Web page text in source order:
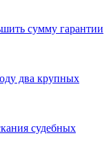
сумму гарантии
два крупных
судебных